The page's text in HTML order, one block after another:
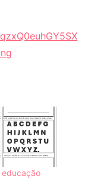
educação